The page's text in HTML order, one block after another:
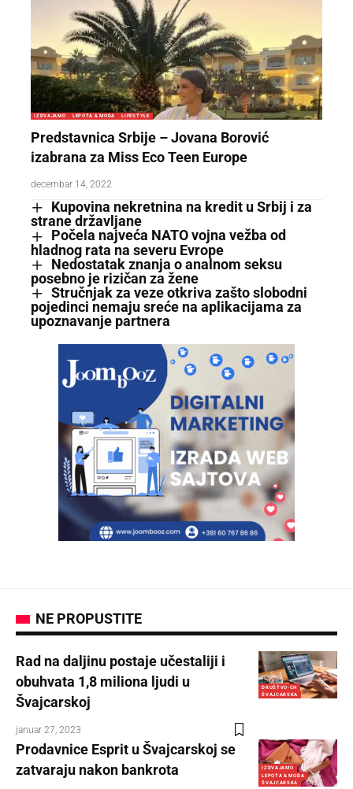
IZDVAJAMO LEPOTA & MODA LIFESTYLE
Predstavnica Srbije – Jovana Borović
izabrana za Miss Eco Teen Europe
decembar 14, 2022
Kupovina nekretnina na kredit u Srbij i za
strane državljane
Počela najveća NATO vojna vežba od
hladnog rata na severu Evrope
Nedostatak znanja o analnom seksu
posebno je rizičan za žene
Stručnjak za veze otkriva zašto slobodni
pojedinci nemaju sreće na aplikacijama za
upoznavanje partnera
NE PROPUSTITE
DRUŠTVO-CH
ŠVAJCARSKA
Rad na daljinu postaje učestaliji i
obuhvata 1,8 miliona ljudi u
Švajcarskoj
januar 27, 2023
IZDVAJAMO
LEPOTA & MODA
ŠVAJCARSKA
Prodavnice Esprit u Švajcarskoj se
zatvaraju nakon bankrota